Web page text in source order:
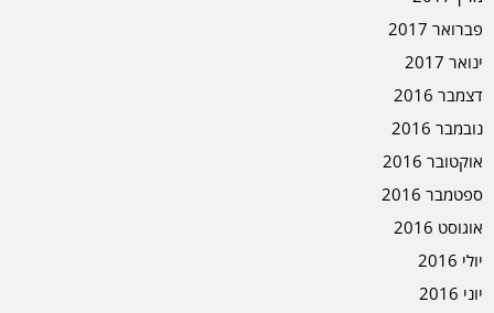
פברואר 2017
ינואר 2017
דצמבר 2016
נובמבר 2016
אוקטובר 2016
ספטמבר 2016
אוגוסט 2016
יולי 2016
יוני 2016